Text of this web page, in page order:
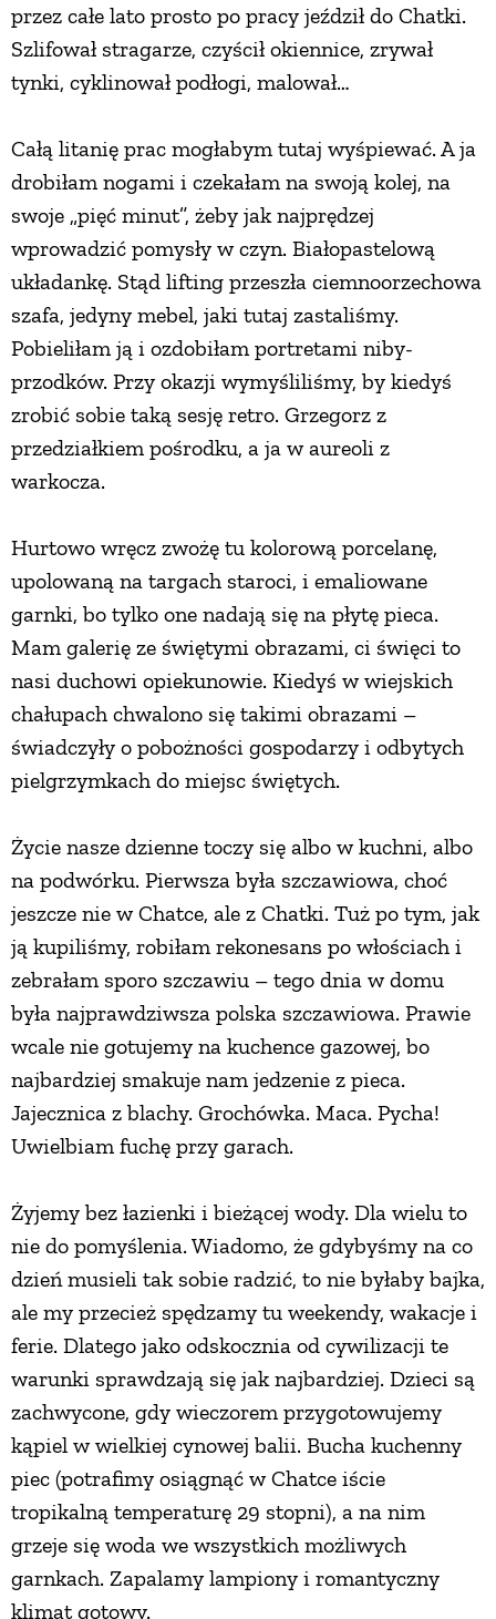
przez całe lato prosto po pracy jeździł do Chatki.
Szlifował stragarze, czyścił okiennice, zrywał
tynki, cyklinował podłogi, malował…
Całą litanię prac mogłabym tutaj wyśpiewać. A ja
drobiłam nogami i czekałam na swoją kolej, na
swoje „pięć minut”, żeby jak najprędzej
wprowadzić pomysły w czyn. Białopastelową
układankę. Stąd lifting przeszła ciemnoorzechowa
szafa, jedyny mebel, jaki tutaj zastaliśmy.
Pobieliłam ją i ozdobiłam portretami niby-
przodków. Przy okazji wymyśliliśmy, by kiedyś
zrobić sobie taką sesję retro. Grzegorz z
przedziałkiem pośrodku, a ja w aureoli z
warkocza.
Hurtowo wręcz zwożę tu kolorową porcelanę,
upolowaną na targach staroci, i emaliowane
garnki, bo tylko one nadają się na płytę pieca.
Mam galerię ze świętymi obrazami, ci święci to
nasi duchowi opiekunowie. Kiedyś w wiejskich
chałupach chwalono się takimi obrazami –
świadczyły o pobożności gospodarzy i odbytych
pielgrzymkach do miejsc świętych.
Życie nasze dzienne toczy się albo w kuchni, albo
na podwórku. Pierwsza była szczawiowa, choć
jeszcze nie w Chatce, ale z Chatki. Tuż po tym, jak
ją kupiliśmy, robiłam rekonesans po włościach i
zebrałam sporo szczawiu – tego dnia w domu
była najprawdziwsza polska szczawiowa. Prawie
wcale nie gotujemy na kuchence gazowej, bo
najbardziej smakuje nam jedzenie z pieca.
Jajecznica z blachy. Grochówka. Maca. Pycha!
Uwielbiam fuchę przy garach.
Żyjemy bez łazienki i bieżącej wody. Dla wielu to
nie do pomyślenia. Wiadomo, że gdybyśmy na co
dzień musieli tak sobie radzić, to nie byłaby bajka,
ale my przecież spędzamy tu weekendy, wakacje i
ferie. Dlatego jako odskocznia od cywilizacji te
warunki sprawdzają się jak najbardziej. Dzieci są
zachwycone, gdy wieczorem przygotowujemy
kąpiel w wielkiej cynowej balii. Bucha kuchenny
piec (potrafimy osiągnąć w Chatce iście
tropikalną temperaturę 29 stopni), a na nim
grzeje się woda we wszystkich możliwych
garnkach. Zapalamy lampiony i romantyczny
klimat gotowy.